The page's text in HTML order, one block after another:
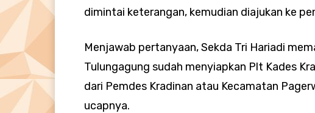
dimintai keterangan, kemudian diajukan ke
Menjawab pertanyaan, Sekda Tri Hariadi
Tulungagung sudah menyiapkan Plt Kades
dari Pemdes Kradinan atau Kecamatan
ucapnya.